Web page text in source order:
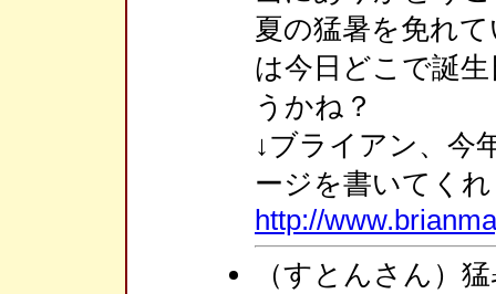
夏の猛暑を免れ
は今日どこで誕
うかね？
↓ブライアン、今
ージを書いてく
http://
（すとんさん）